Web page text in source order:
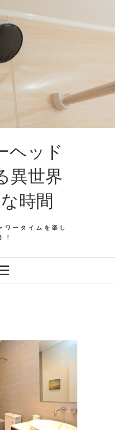
ヘッド
異世界
時間
ワータイムを楽し
！